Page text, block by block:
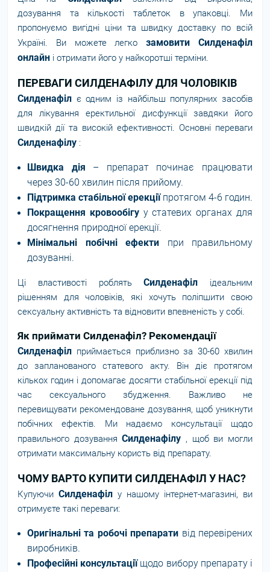
дозування та кількості таблеток в упаковці. Ми
пропонуємо вигідні ціни та швидку доставку по всій
Україні. Ви можете легкозамовити Силденафіл
онлайн і отримати його у найкоротші терміни.
ПЕРЕВАГИ СИЛДЕНАФІЛУ ДЛЯ ЧОЛОВІКІВ
Силденафіл є одним із найбільш популярних засобів
для лікування еректильної дисфункції завдяки його
швидкій дії та високій ефективності. Основні переваги
Силденафілу :
Швидка дія – препарат починає працювати
через 30-60 хвилин після прийому.
Підтримка стабільної ерекції протягом 4-6 годин.
Покращення кровообігу у статевих органах для
досягнення природної ерекції.
Мінімальні побічні ефекти при правильному
дозуванні.
Ці властивості роблятьСилденафіл ідеальним
рішенням для чоловіків, які хочуть поліпшити свою
сексуальну активність та відновити впевненість у собі.
Як приймати Силденафіл? Рекомендації
Силденафіл приймається приблизно за 30-60 хвилин
до запланованого статевого акту. Він діє протягом
кількох годин і допомагає досягти стабільної ерекції під
час сексуального збудження. Важливо не
перевищувати рекомендоване дозування, щоб уникнути
побічних ефектів. Ми надаємо консультації щодо
правильного дозуванняСилденафілу , щоб ви могли
отримати максимальну користь від препарату.
ЧОМУ ВАРТО КУПИТИ СИЛДЕНАФІЛ У НАС?
Купуючи Силденафіл у нашому інтернет-магазині, ви
отримуєте такі переваги:
Оригінальні та робочі препарати від перевірених
виробників.
Професійні консультації щодо вибору препарату і